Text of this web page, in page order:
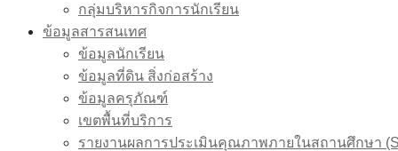
กลุ่มบริหารกิจการนักเรียน
ข้อมูลสารสนเทศ
ข้อมูลนักเรียน
ข้อมูลที่ดิน สิ่งก่อสร้าง
ข้อมูลครุภัณฑ์
เขตพื้นที่บริการ
รายงานผลการประเมินคุณภาพภายในสถานศึกษา